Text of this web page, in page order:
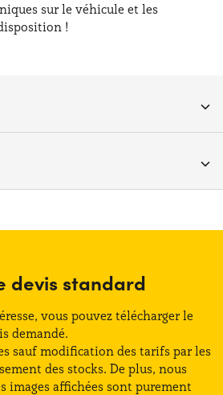
sur le véhicule et les
!
lt
lt
devis standard
vous pouvez télécharger le
demandé.
sauf modification des tarifs par les
des stocks. De plus, nous
images affichées sont purement